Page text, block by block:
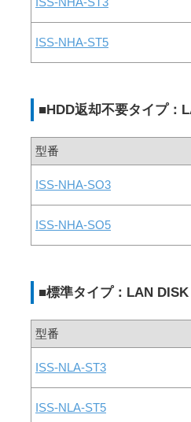
ISS-NHA-ST5
■HDD返却不要タイプ：
型番
ISS-NHA-SO3
ISS-NHA-SO5
■標準タイプ：LAN
型番
ISS-NLA-ST3
ISS-NLA-ST5